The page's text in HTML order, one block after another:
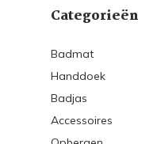
Categorieën
Badmat
Handdoek
Badjas
Accessoires